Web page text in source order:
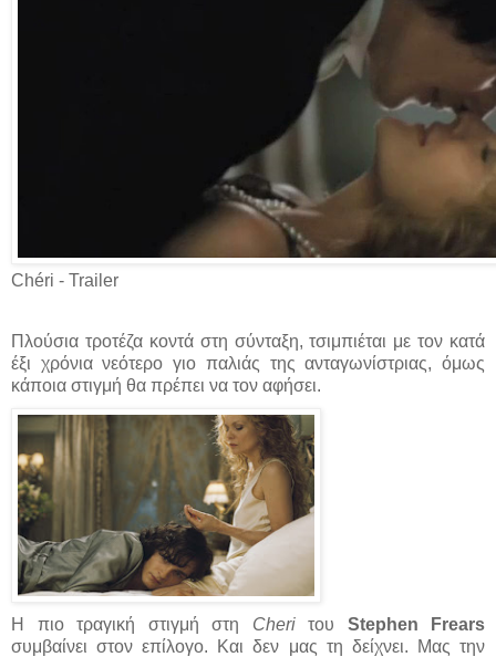
Chéri - Trailer
Πλούσια τροτέζα κοντά στη σύνταξη, τσιμπιέται με τον κατά
έξι χρόνια νεότερο γιο παλιάς της ανταγωνίστριας, όμως
κάποια στιγμή θα πρέπει να τον αφήσει.
Η πιο τραγική στιγμή στη Cheriτου Stephen Frears
συμβαίνει στον επίλογο. Και δεν μας τη δείχνει. Μας την